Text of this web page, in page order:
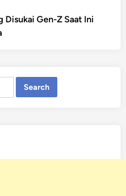
Disukai Gen-Z Saat Ini